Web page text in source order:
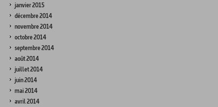
janvier 2015
décembre 2014
novembre 2014
octobre 2014
septembre 2014
août 2014
juillet 2014
juin 2014
mai 2014
avril 2014